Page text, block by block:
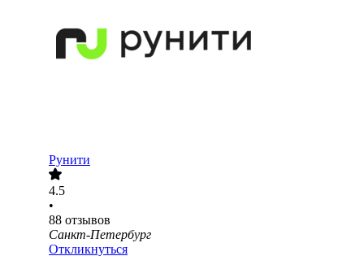
Рунити
4.5
•
88 отзывов
Санкт-Петербург
Откликнуться